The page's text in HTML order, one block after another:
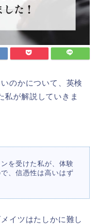
のかについて、英検
私が解説していきま
を受けた私が、体験
、信憑性は高いはず
イツはたしかに難し